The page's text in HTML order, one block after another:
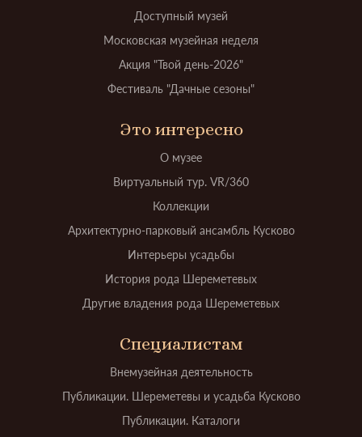
Доступный музей
Московская музейная неделя
Акция "Твой день-2026"
Фестиваль "Дачные сезоны"
Это интересно
О музее
Виртуальный тур. VR/360
Коллекции
Архитектурно-парковый ансамбль Кусково
Интерьеры усадьбы
История рода Шереметевых
Другие владения рода Шереметевых
Специалистам
Внемузейная деятельность
Публикации. Шереметевы и усадьба Кусково
Публикации. Каталоги